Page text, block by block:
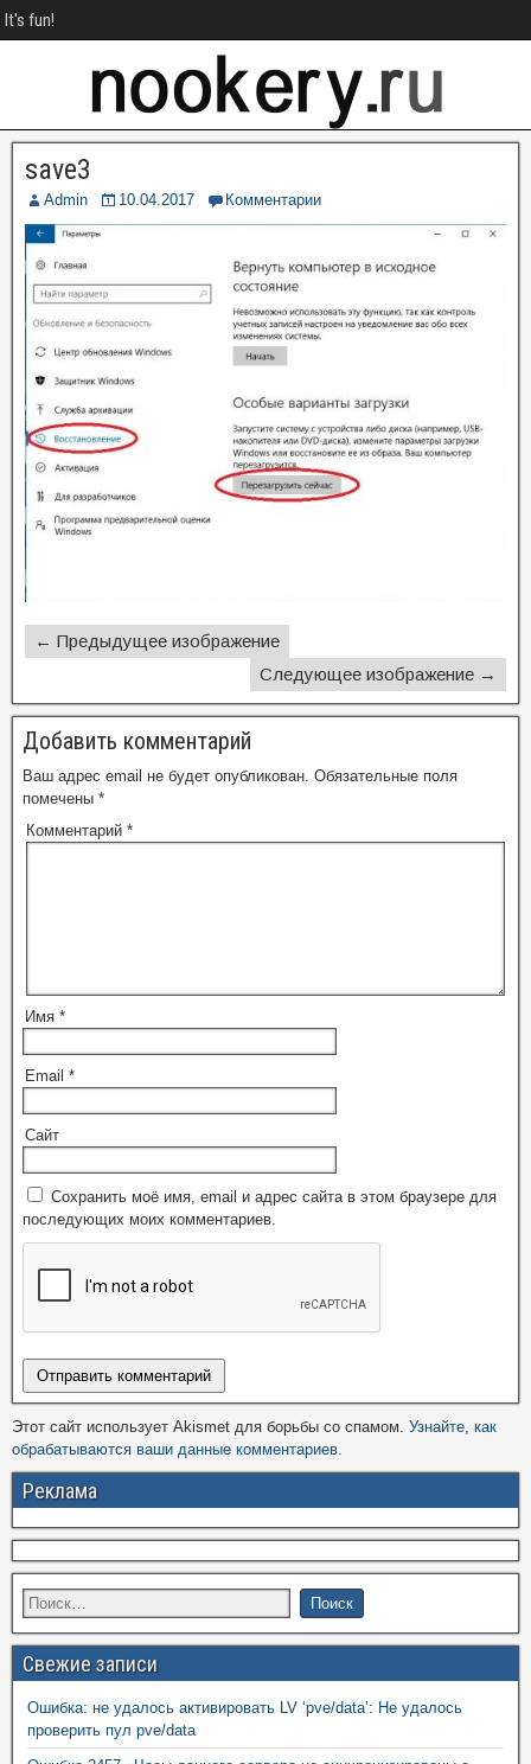
It's fun!
save3
Admin 10.04.2017 Комментарии
← Предыдущее изображение
Следующее изображение →
Добавить комментарий
Ваш адрес email не будет опубликован. Обязательные поля
помечены *
Комментарий *
Имя *
Email *
Сайт
Сохранить моё имя, email и адрес сайта в этом браузере для
последующих моих комментариев.
Этот сайт использует Akismet для борьбы со спамом. Узнайте, как
обрабатываются ваши данные комментариев.
Реклама
Свежие записи
Ошибка: не удалось активировать LV ‘pve/data’: Не удалось
проверить пул pve/data